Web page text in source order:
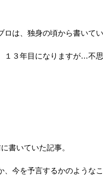
ロは、独身の頃から書いてい
１３年目になりますが…不
書いていた記事。
、今を予言するかのような